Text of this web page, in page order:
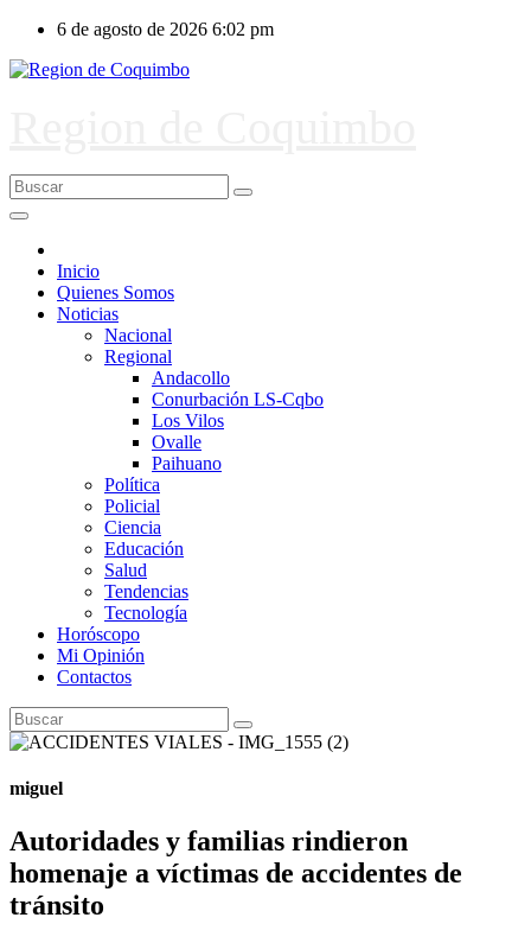
contenido
6 de agosto de 2026 6:02 pm
Inicio
Quienes Somos
Noticias
Nacional
Regional
Andacollo
Conurbación LS-Cqbo
Los Vilos
Ovalle
Paihuano
Política
Policial
Ciencia
Educación
Salud
Tendencias
Tecnología
Horóscopo
Mi Opinión
Contactos
miguel
Autoridades y familias rindieron
homenaje a víctimas de accidentes de
tránsito